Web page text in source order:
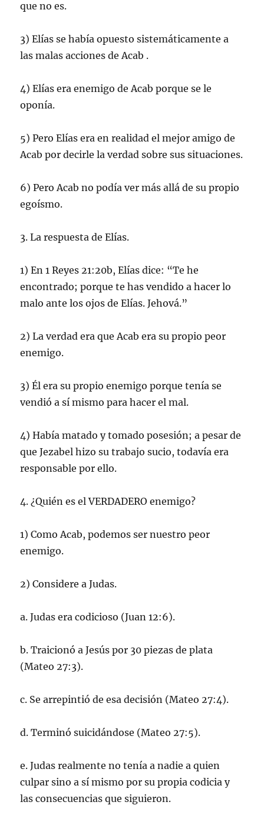
que no es.
3) Elías se había opuesto sistemáticamente a
las malas acciones de Acab .
4) Elías era enemigo de Acab porque se le
oponía.
5) Pero Elías era en realidad el mejor amigo de
Acab por decirle la verdad sobre sus situaciones.
6) Pero Acab no podía ver más allá de su propio
egoísmo.
3. La respuesta de Elías.
1) En 1 Reyes 21:20b, Elías dice: “Te he
encontrado; porque te has vendido a hacer lo
malo ante los ojos de Elías. Jehová.”
2) La verdad era que Acab era su propio peor
enemigo.
3) Él era su propio enemigo porque tenía se
vendió a sí mismo para hacer el mal.
4) Había matado y tomado posesión; a pesar de
que Jezabel hizo su trabajo sucio, todavía era
responsable por ello.
4. ¿Quién es el VERDADERO enemigo?
1) Como Acab, podemos ser nuestro peor
enemigo.
2) Considere a Judas.
a. Judas era codicioso (Juan 12:6).
b. Traicionó a Jesús por 30 piezas de plata
(Mateo 27:3).
c. Se arrepintió de esa decisión (Mateo 27:4).
d. Terminó suicidándose (Mateo 27:5).
e. Judas realmente no tenía a nadie a quien
culpar sino a sí mismo por su propia codicia y
las consecuencias que siguieron.